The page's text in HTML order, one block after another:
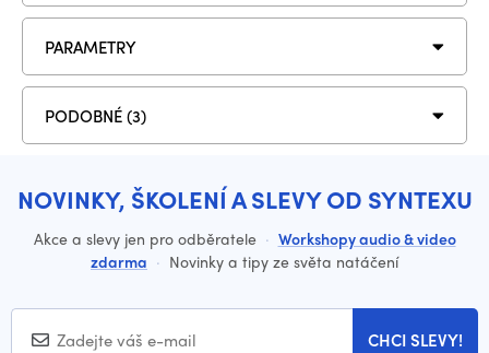
PARAMETRY
PODOBNÉ (3)
NOVINKY, ŠKOLENÍ A SLEVY OD SYNTEXU
Akce a slevy jen pro odběratele · Workshopy audio & video
zdarma · Novinky a tipy ze světa natáčení
CHCI SLEVY!